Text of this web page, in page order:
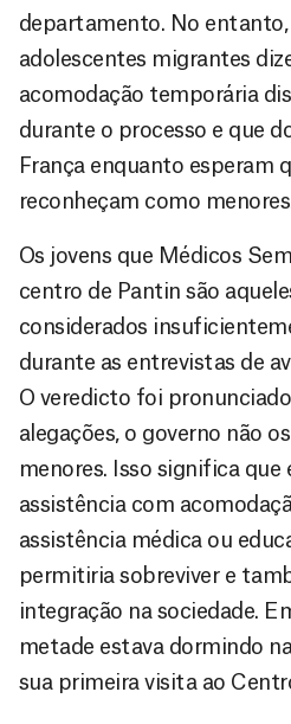
departamento. No entanto,
adolescentes migrantes
acomodação temporária
durante o processo e que
França enquanto esperam
reconheçam como menores.
Os jovens que Médicos
centro de Pantin são
considerados
durante as entrevistas de
O veredicto foi pronunciado
alegações, o governo não
menores. Isso significa que
assistência com
assistência médica ou
permitiria sobreviver e
integração na sociedade.
metade estava dormindo
sua primeira visita ao